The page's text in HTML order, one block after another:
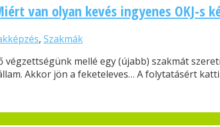
van olyan kevés ingyenes OKJ-s
, Szakmák
mellé egy (újabb) szakmát
Akkor jön a feketeleves… A folytatásért